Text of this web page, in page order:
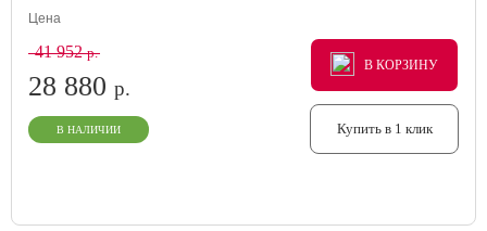
Цена
41 952р.
28 880 р.
В НАЛИЧИИ
В КОРЗИНУ
В КОРЗИНУ
В КОРЗИНУ
Купить в 1 клик